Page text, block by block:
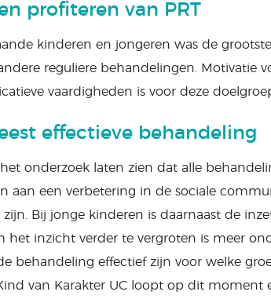
profiteren van PRT
kinderen en jongeren was de
reguliere behandelingen. Motivatie
vaardigheden is voor deze
effectieve behandeling
onderzoek laten zien dat alle
aan een verbetering in de sociale
zijn. Bij jonge kinderen is daarnaast de
het inzicht verder te vergroten is meer
behandeling effectief zijn voor welke
van Karakter UC loopt op dit moment